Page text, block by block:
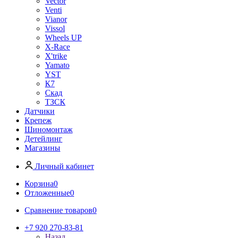
Venti
Vianor
Vissol
Wheels UP
X-Race
X'trike
Yamato
YST
К7
Скад
ТЗСК
Датчики
Крепеж
Шиномонтаж
Детейлинг
Магазины
Личный кабинет
Корзина0
Отложенные0
Сравнение товаров0
+7 920 270-83-81